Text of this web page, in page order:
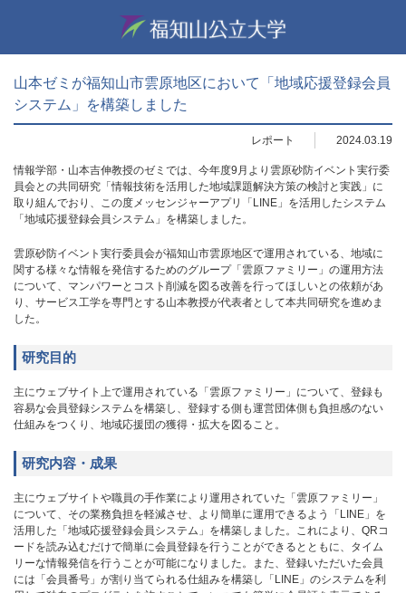
山本ゼミが福知山市雲原地区において「地域応援登録会員
システム」を構築しました
レポート 2024.03.19
情報学部・山本吉伸教授のゼミでは、今年度9月より雲原砂防イベント実行委
員会との共同研究「情報技術を活用した地域課題解決方策の検討と実践」に
取り組んでおり、この度メッセンジャーアプリ「LINE」を活用したシステム
「地域応援登録会員システム」を構築しました。
雲原砂防イベント実行委員会が福知山市雲原地区で運用されている、地域に
関する様々な情報を発信するためのグループ「雲原ファミリー」の運用方法
について、マンパワーとコスト削減を図る改善を行ってほしいとの依頼があ
り、サービス工学を専門とする山本教授が代表者として本共同研究を進めま
した。
研究目的
主にウェブサイト上で運用されている「雲原ファミリー」について、登録も
容易な会員登録システムを構築し、登録する側も運営団体側も負担感のない
仕組みをつくり、地域応援団の獲得・拡大を図ること。
研究内容・成果
主にウェブサイトや職員の手作業により運用されていた「雲原ファミリー」
について、その業務負担を軽減させ、より簡単に運用できるよう「LINE」を
活用した「地域応援登録会員システム」を構築しました。これにより、QRコ
ードを読み込むだけで簡単に会員登録を行うことができるとともに、タイム
リーな情報発信を行うことが可能になりました。また、登録いただいた会員
には「会員番号」が割り当てられる仕組みを構築し「LINE」のシステムを利